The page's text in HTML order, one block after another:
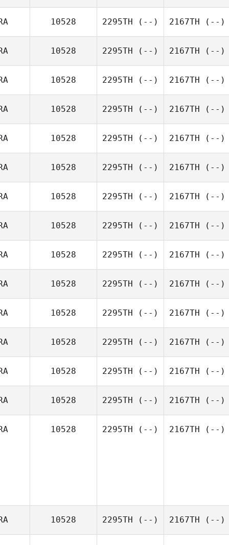
10528 2295TH (--) 2167TH (--)
10528 2295TH (--) 2167TH (--)
10528 2295TH (--) 2167TH (--)
10528 2295TH (--) 2167TH (--)
10528 2295TH (--) 2167TH (--)
10528 2295TH (--) 2167TH (--)
10528 2295TH (--) 2167TH (--)
10528 2295TH (--) 2167TH (--)
10528 2295TH (--) 2167TH (--)
10528 2295TH (--) 2167TH (--)
10528 2295TH (--) 2167TH (--)
10528 2295TH (--) 2167TH (--)
10528 2295TH (--) 2167TH (--)
10528 2295TH (--) 2167TH (--)
10528 2295TH (--) 2167TH (--)
10528 2295TH (--) 2167TH (--)